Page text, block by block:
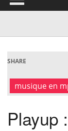
SHARE
musique en
Playup